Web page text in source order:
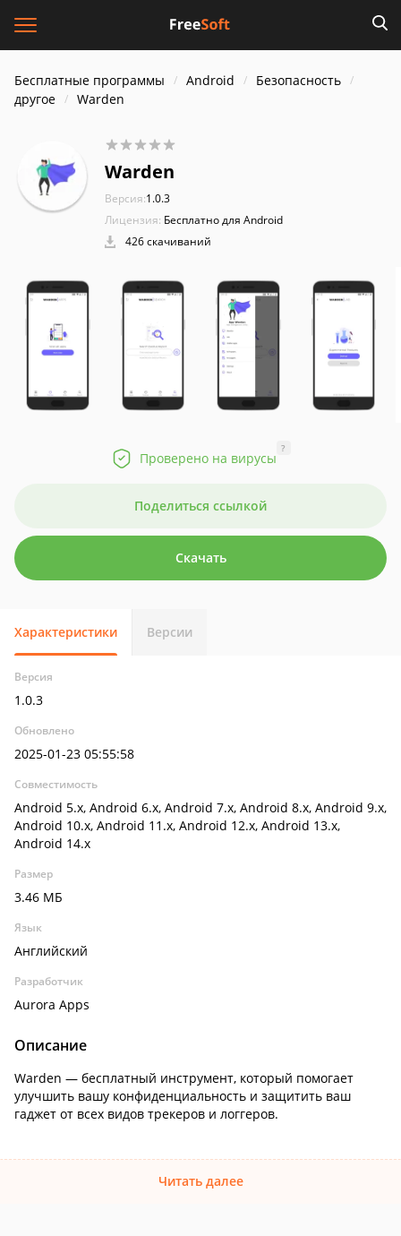
Бесплатные программы Android
Безопасность
другое
Warden
Warden
Версия:1.0.3
Лицензия: Бесплатно для Android
426 скачиваний
Проверено на вирусы
?
Поделиться ссылкой
Скачать
Характеристики Версии
Версия
1.0.3
Обновлено
2025-01-23 05:55:58
Совместимость
Android 5.x, Android 6.x, Android 7.x, Android 8.x, Android 9.x,
Android 10.x, Android 11.x, Android 12.x, Android 13.x,
Android 14.x
Размер
3.46 МБ
Язык
Английский
Разработчик
Aurora Apps
Описание
Warden — бесплатный инструмент, который помогает
улучшить вашу конфиденциальность и защитить ваш
гаджет от всех видов трекеров и логгеров.
Читать далее